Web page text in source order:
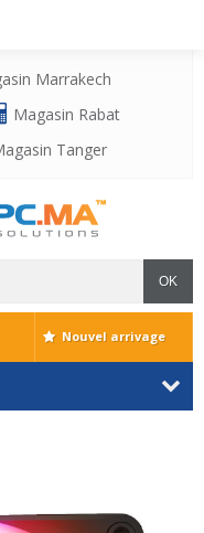
Marrakech
Magasin Rabat
Tanger
OK
Nouvel arrivage